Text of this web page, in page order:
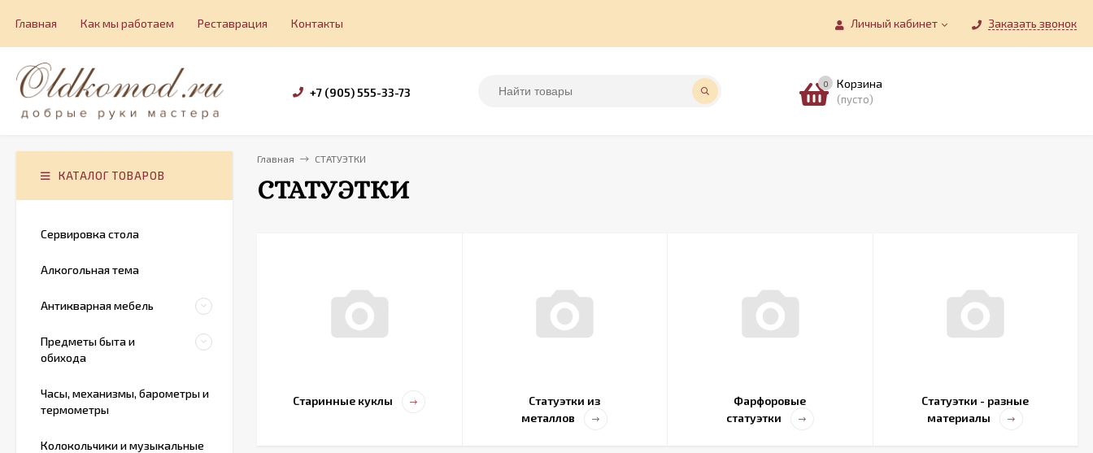
Личный кабинет Заказать звонок
Главная Как мы работаем Реставрация Контакты
+7 (905) 555-33-73
0 Корзина
(пусто)
Главная СТАТУЭТКИ
СТАТУЭТКИ
Старинные куклы
Статуэтки из
металлов
Фарфоровые
статуэтки
Статуэтки - разные
материалы
КАТАЛОГ ТОВАРОВ
Сервировка стола
Алкогольная тема
Антикварная мебель
Предметы быта и
обихода
Часы, механизмы, барометры и
термометры
Колокольчики и музыкальные